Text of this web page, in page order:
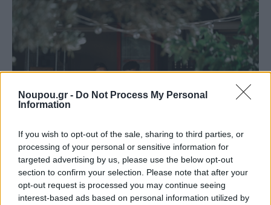
Noupou.gr - Do Not Process My Personal
Information
If you wish to opt-out of the sale, sharing to third parties, or
processing of your personal or sensitive information for
targeted advertising by us, please use the below opt-out
section to confirm your selection. Please note that after your
opt-out request is processed you may continue seeing
interest-based ads based on personal information utilized by
Staks: Πώς μια cool καντίνα προσγειώθηκε (και
ρίζωσε) σε ένα αθέατο οικόπεδο στην Ανάβυσσο